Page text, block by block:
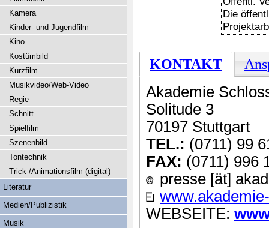
Die
KONTAKT
Akademie
Solitude 3
70197 Stuttgart
TEL.: (0711) 99
FAX: (0711) 996
presse [ät]
WEBSEITE:
Kamera
Kinder- und Jugendfilm
Kino
Kostümbild
Kurzfilm
Musikvideo/Web-Video
Regie
Schnitt
Spielfilm
Szenenbild
Tontechnik
Trick-/Animationsfilm (digital)
Literatur
Medien/Publizistik
Musik